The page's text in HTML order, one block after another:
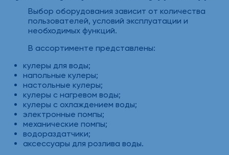
Выбор оборудования зависит от количества
пользователей, условий эксплуатации и
необходимых функций.
В ассортименте представлены:
кулеры для воды;
напольные кулеры;
настольные кулеры;
кулеры с нагревом воды;
кулеры с охлаждением воды;
электронные помпы;
механические помпы;
водораздатчики;
аксессуары для розлива воды.